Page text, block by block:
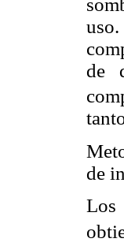
de
de
Los